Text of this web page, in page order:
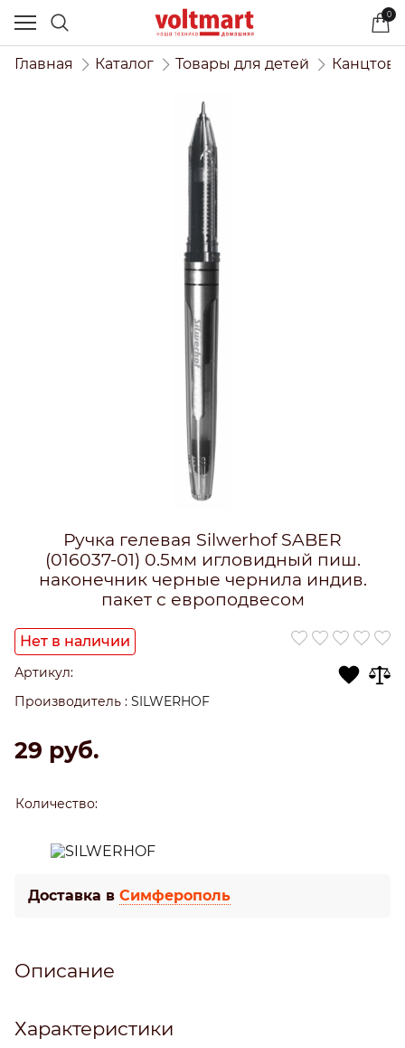
0
Главная Каталог Товары для детей
Ручка гелевая Silwerhof SABER
(016037-01) 0.5мм игловидный пиш.
наконечник черные чернила индив.
пакет с европодвесом
Нет в наличии
Артикул:
Производитель : SILWERHOF
29 руб.
Количество:
Доставка в Симферополь
Описание
Характеристики